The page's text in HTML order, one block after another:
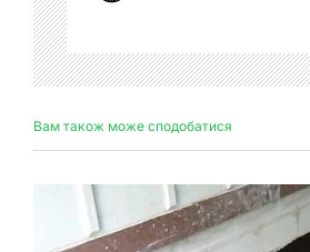
Вам також може сподобатися